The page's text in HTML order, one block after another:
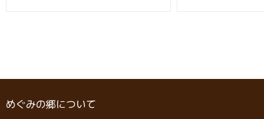
めぐみの郷について